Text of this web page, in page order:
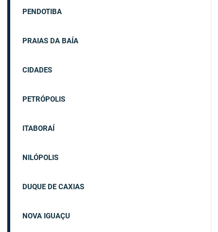
PENDOTIBA
PRAIAS DA BAÍA
CIDADES
PETRÓPOLIS
ITABORAÍ
NILÓPOLIS
DUQUE DE CAXIAS
NOVA IGUAÇU